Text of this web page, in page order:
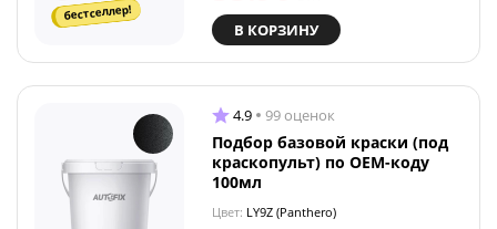
бестселлер!
В КОРЗИНУ
4.9 99 оценок
Подбор базовой краски (под
краскопульт) по OEM-коду
100мл
Цвет: LY9Z (Panthero)